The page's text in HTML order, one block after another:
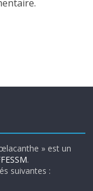
» est un
.
suivantes :